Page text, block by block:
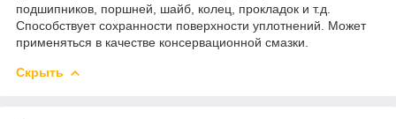
подшипников, поршней, шайб, колец, прокладок и т.д.
Способствует сохранности поверхности уплотнений. Может
применяться в качестве консервационной смазки.
Скрыть